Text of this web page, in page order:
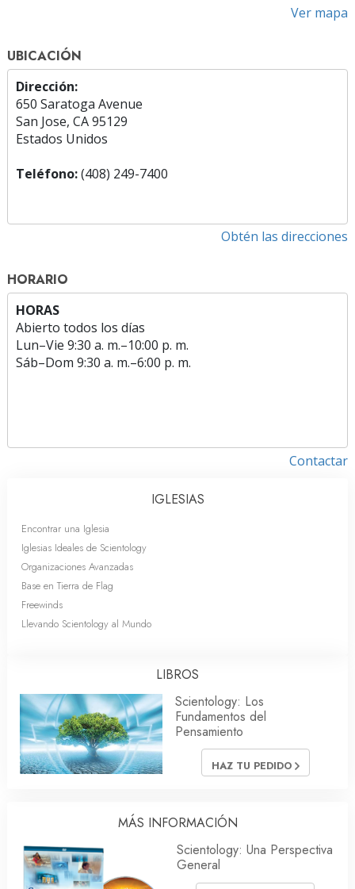
Ver mapa
UBICACIÓN
Dirección:
650 Saratoga Avenue
San Jose, CA 95129
Estados Unidos
Teléfono:(408) 249-7400
Obtén las direcciones
HORARIO
HORAS
Abierto todos los días
Lun–Vie 9:30 a. m.–10:00 p. m.
Sáb–Dom 9:30 a. m.–6:00 p. m.
Contactar
IGLESIAS
Encontrar una Iglesia
Iglesias Ideales de Scientology
Organizaciones Avanzadas
Base en Tierra de Flag
Freewinds
Llevando Scientology al Mundo
LIBROS
Scientology: Los
Fundamentos del
Pensamiento
HAZ TU PEDIDO
MÁS INFORMACIÓN
Scientology: Una Perspectiva
General